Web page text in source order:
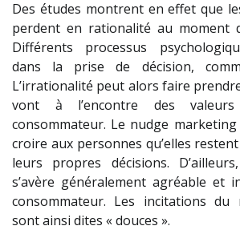
Des études montrent en effet que
perdent en rationalité au moment
Différents processus
dans la prise de décision,
L’irrationalité peut alors faire
vont à l’encontre des
consommateur. Le nudge
croire aux personnes qu’elles
leurs propres décisions.
s’avère généralement agréable et
consommateur. Les incitations du
sont ainsi dites « douces ».